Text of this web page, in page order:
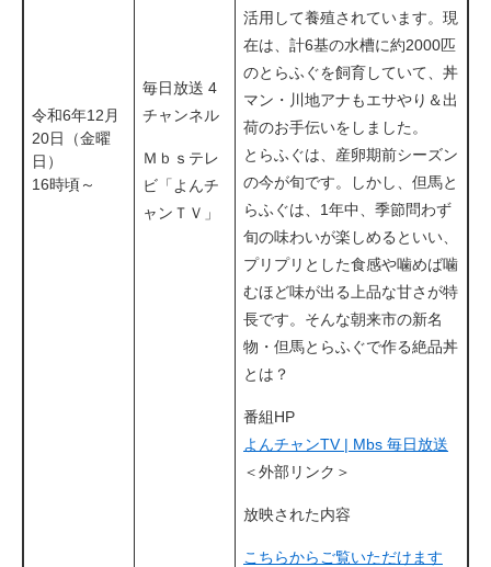
令和6年12月
20日（金曜
日）
16時頃～
毎日放送 4
チャンネル
Ｍｂｓテレ
ビ「よんチ
ャンＴＶ」
活用して養殖されています。現
在は、計6基の水槽に約2000匹
のとらふぐを飼育していて、丼
マン・川地アナもエサやり＆出
荷のお手伝いをしました。
とらふぐは、産卵期前シーズン
の今が旬です。しかし、但馬と
らふぐは、1年中、季節問わず
旬の味わいが楽しめるといい、
プリプリとした食感や噛めば噛
むほど味が出る上品な甘さが特
長です。そんな朝来市の新名
物・但馬とらふぐで作る絶品丼
とは？
​​番組HP
よんチャンTV | Mbs 毎日放送
＜外部リンク＞
放映された内容
こちらからご覧いただけます